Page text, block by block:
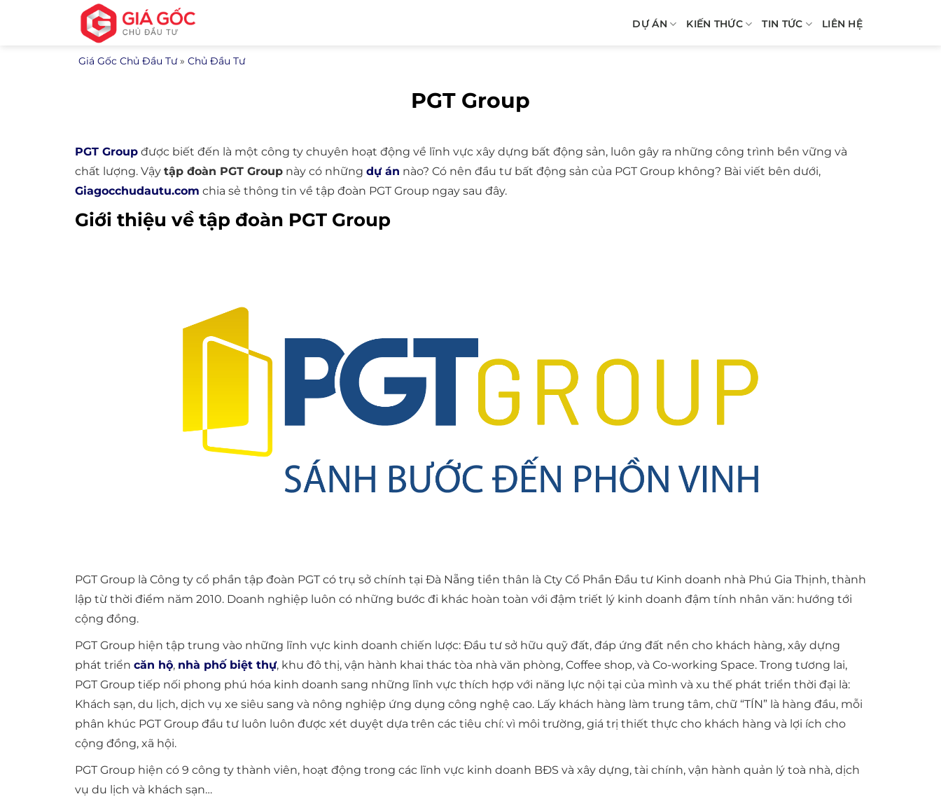
DỰ ÁN KIẾN THỨC TIN TỨC LIÊN HỆ
Giá Gốc Chủ Đầu Tư» Chủ Đầu Tư
PGT Group
PGT Group được biết đến là một công ty chuyên hoạt động về lĩnh vực xây dựng bất động sản, luôn gây ra những công trình bền vững và
chất lượng. Vậy tập đoàn PGT Group này có những dự án nào? Có nên đầu tư bất động sản của PGT Group không? Bài viết bên dưới,
Giagocchudautu.com chia sẻ thông tin về tập đoàn PGT Group ngay sau đây.
Giới thiệu về tập đoàn PGT Group
PGT Group là Công ty cổ phần tập đoàn PGT có trụ sở chính tại Đà Nẵng tiền thân là Cty Cổ Phần Đầu tư Kinh doanh nhà Phú Gia Thịnh, thành
lập từ thời điểm năm 2010. Doanh nghiệp luôn có những bước đi khác hoàn toàn với đậm triết lý kinh doanh đậm tính nhân văn: hướng tới
cộng đồng.
PGT Group hiện tập trung vào những lĩnh vực kinh doanh chiến lược: Đầu tư sở hữu quỹ đất, đáp ứng đất nền cho khách hàng, xây dựng
phát triển căn hộ, nhà phố biệt thự, khu đô thị, vận hành khai thác tòa nhà văn phòng, Coffee shop, và Co-working Space. Trong tương lai,
PGT Group tiếp nối phong phú hóa kinh doanh sang những lĩnh vực thích hợp với năng lực nội tại của mình và xu thế phát triển thời đại là:
Khách sạn, du lịch, dịch vụ xe siêu sang và nông nghiệp ứng dụng công nghệ cao. Lấy khách hàng làm trung tâm, chữ “TÍN” là hàng đầu, mỗi
phân khúc PGT Group đầu tư luôn luôn được xét duyệt dựa trên các tiêu chí: vì môi trường, giá trị thiết thực cho khách hàng và lợi ích cho
cộng đồng, xã hội.
PGT Group hiện có 9 công ty thành viên, hoạt động trong các lĩnh vực kinh doanh BĐS và xây dựng, tài chính, vận hành quản lý toà nhà, dịch
vụ du lịch và khách sạn…